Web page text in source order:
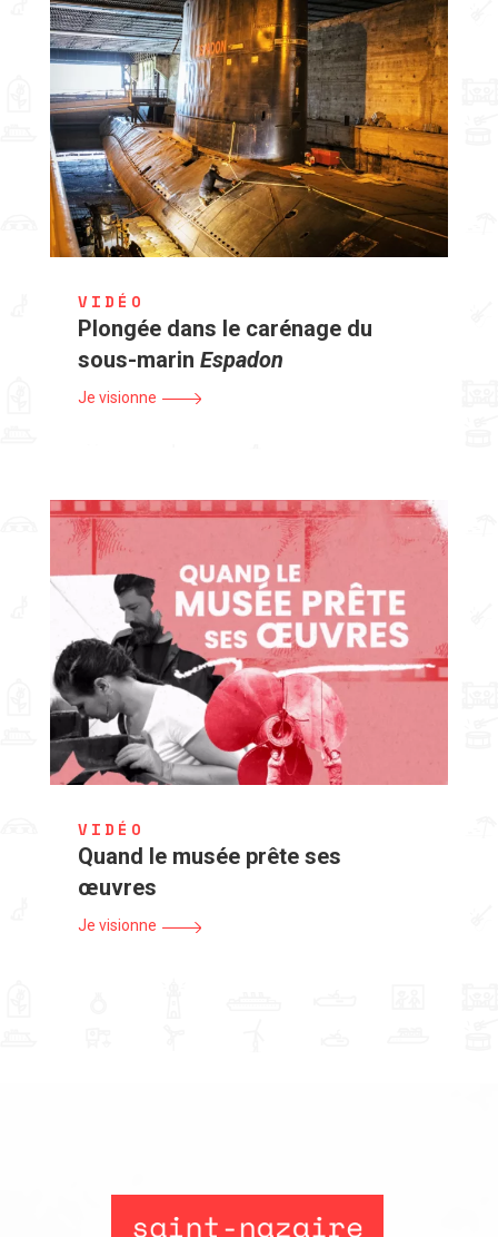
VIDÉO
Plongée dans le carénage du
sous-marin Espadon
Je visionne
VIDÉO
Quand le musée prête ses
œuvres
Je visionne